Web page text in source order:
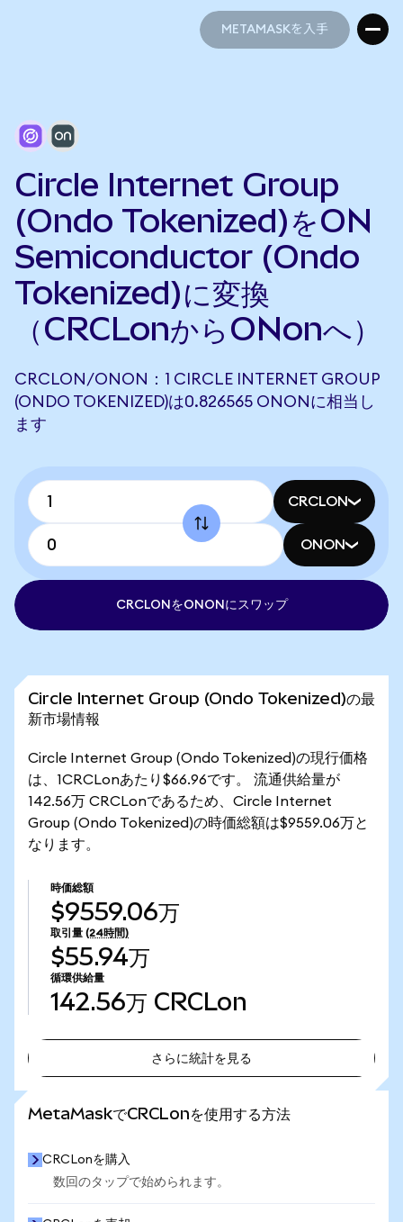
METAMASKを入手
Circle Internet Group
(Ondo Tokenized)をON
Semiconductor (Ondo
Tokenized)に変換
（CRCLonからONonへ）
CRCLON/ONON：1 CIRCLE INTERNET GROUP
(ONDO TOKENIZED)は0.826565 ONONに相当し
ます
CRCLON
ONON
CRCLONをONONにスワップ
Circle Internet Group (Ondo Tokenized)の最
新市場情報
Circle Internet Group (Ondo Tokenized)の現行価格
は、1CRCLonあたり$66.96です。 流通供給量が
142.56万 CRCLonであるため、Circle Internet
Group (Ondo Tokenized)の時価総額は$9559.06万と
なります。
時価総額
$9559.06万
取引量 (24時間)
$55.94万
循環供給量
142.56万 CRCLon
さらに統計を見る
MetaMaskでCRCLonを使用する方法
CRCLonを購入
数回のタップで始められます。